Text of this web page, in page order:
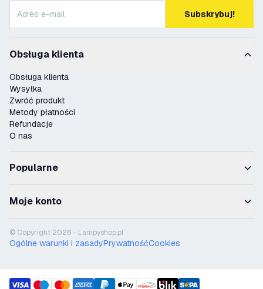
Subskrybuj!
Obsługa klienta
Obsługa klienta
Wysyłka
Zwróć produkt
Metody płatności
Refundacje
O nas
Popularne
Moje konto
© Copyright 2026 - Lampyshop.pl
Ogólne warunki i zasadyPrywatnośćCookies